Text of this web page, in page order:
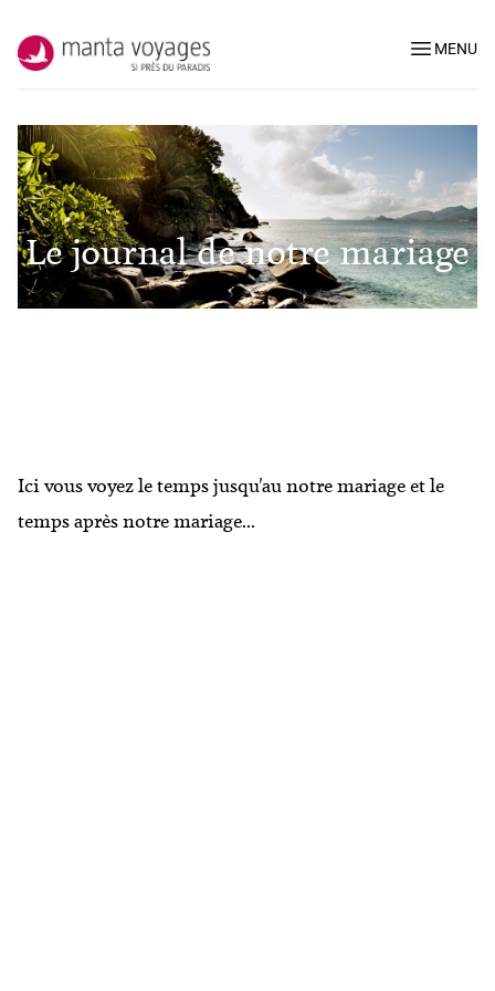
MENU
Le journal de notre mariage
Ici vous voyez le temps jusqu'au notre mariage et le
temps après notre mariage...